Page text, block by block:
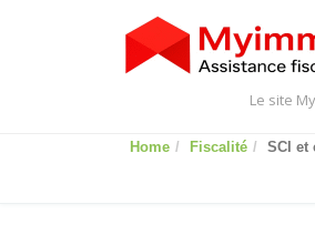
Le site
Home Fiscalité SCI et